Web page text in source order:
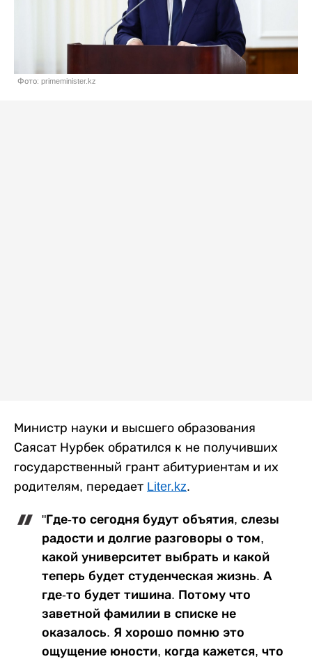
Фото: primeminister.kz
Министр науки и высшего образования
Саясат Нурбек обратился к не получивших
государственный грант абитуриентам и их
родителям, передает Liter.kz.
"Где-то сегодня будут объятия, слезы
радости и долгие разговоры о том,
какой университет выбрать и какой
теперь будет студенческая жизнь. А
где-то будет тишина. Потому что
заветной фамилии в списке не
оказалось. Я хорошо помню это
ощущение юности, когда кажется, что